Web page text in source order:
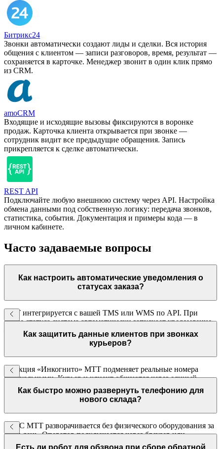
Битрикс24
Звонки автоматически создают лиды и сделки. Вся история
общения с клиентом — записи разговоров, время, результат —
сохраняется в карточке. Менеджер звонит в один клик прямо
из CRM.
amoCRM
Входящие и исходящие вызовы фиксируются в воронке
продаж. Карточка клиента открывается при звонке —
сотрудник видит все предыдущие обращения. Запись
прикрепляется к сделке автоматически.
REST API
Подключайте любую внешнюю систему через API. Настройка
обмена данными под собственную логику: передача звонков,
статистика, события. Документация и примеры кода — в
личном кабинете.
Часто задаваемые вопросы
Как настроить автоматические уведомления о
статусах заказа?
МТТ интегрируется с вашей TMS или WMS по API. При
смене статуса система автоматически запускает уведомление
— голосовое или SMS. Настройка один раз, работа постоянно.
Как защитить данные клиентов при звонках
курьеров?
Функция «Инкогнито» МТТ подменяет реальные номера
виртуальными. Курьер и клиент общаются через единый
номер — без раскрытия личных контактов. Записи хранятся в
системе.
Как быстро можно развернуть телефонию для
нового склада?
ВАТС МТТ разворачивается без физического оборудования за
один день. Оператор подключается через браузер или
мобильное приложение — никакого монтажа.
Есть ли робот для обзвона при сборе обратной